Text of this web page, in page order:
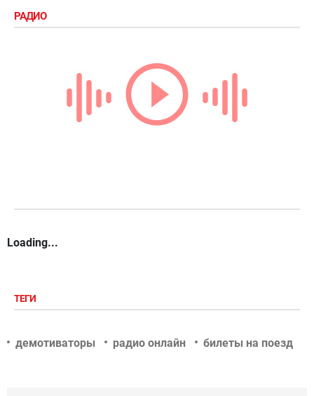
РАДИО
Loading...
ТЕГИ
демотиваторы радио онлайн билеты на поезд